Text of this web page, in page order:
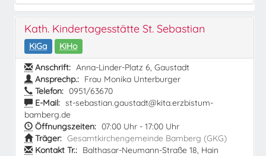
Kath. Kindertagesstätte St. Sebastian
KiGa
KiHo
Anschrift: Anna-Linder-Platz 6, Gaustadt
Ansprechp.: Frau Monika Unterburger
Telefon: 0951/63670
E-Mail: st-sebastian.gaustadt@kita.erzbistum-
bamberg.de
Öffnungszeiten: 07:00 Uhr - 17:00 Uhr
Träger: Gesamtkirchengemeinde Bamberg (GKG)
Kontakt Tr.: Balthasar-Neumann-Straße 18, Hain